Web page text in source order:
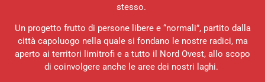
stesso.
Un progetto frutto di persone libere e “normali”, partito dalla
città capoluogo nella quale si fondano le nostre radici, ma
aperto ai territori limitrofi e a tutto il Nord Ovest, allo scopo
di coinvolgere anche le aree dei nostri laghi.